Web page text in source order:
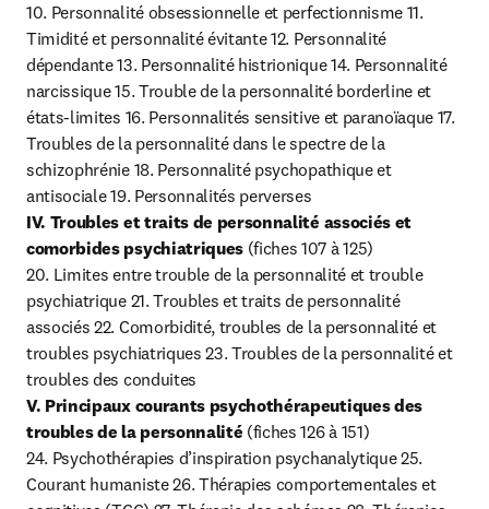
10. Personnalité obsessionnelle et perfectionnisme 11.
Timidité et personnalité évitante 12. Personnalité
dépendante 13. Personnalité histrionique 14. Personnalité
narcissique 15. Trouble de la personnalité borderline et
états-limites 16. Personnalités sensitive et paranoïaque 17.
Troubles de la personnalité dans le spectre de la
schizophrénie 18. Personnalité psychopathique et
IV. Troubles et traits de personnalité associés et
comorbides psychiatriques (fiches 107 à 125)
20. Limites entre trouble de la personnalité et trouble
psychiatrique 21. Troubles et traits de personnalité
associés 22. Comorbidité, troubles de la personnalité et
troubles psychiatriques 23. Troubles de la personnalité et
V. Principaux courants psychothérapeutiques des
troubles de la personnalité (fiches 126 à 151)
24. Psychothérapies d’inspiration psychanalytique 25.
Courant humaniste 26. Thérapies comportementales et